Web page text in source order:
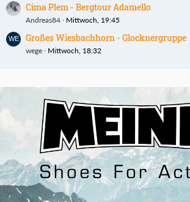
Cima Plem - Bergtour Adamello
Andreas84 Mittwoch, 19:45
Großes Wiesbachhorn - Glocknergruppe
wege Mittwoch, 18:32